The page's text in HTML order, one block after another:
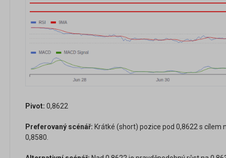
Pivot: 0,8622
Preferovaný scénář: Krátké (short) pozice pod 0,8622 s cílem
0,8580.